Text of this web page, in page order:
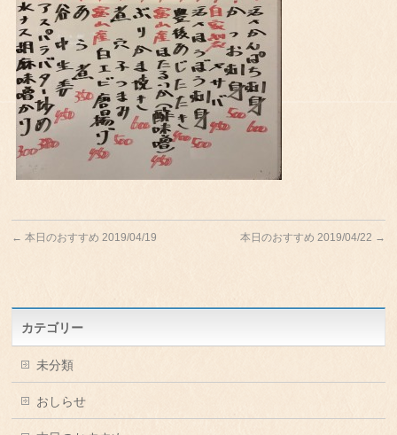
← 本日のおすすめ 2019/04/19 本日のおすすめ 2019/04/22 →
カテゴリー
未分類
おしらせ